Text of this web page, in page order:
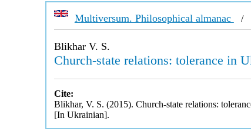
Multiversum. Philosophical almanac /
Blikhar V. S.
Church-state relations: tolerance in
Cite:
Blikhar, V. S. (2015). Church-state relations:
[In Ukrainian].